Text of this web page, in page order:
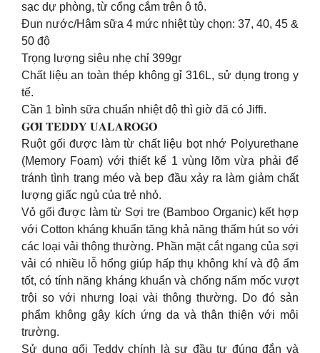
sạc dự phòng, từ cổng cắm trên ô tô.
Đun nước/Hâm sữa 4 mức nhiệt tùy chọn: 37, 40, 45 &
50 độ
Trọng lượng siêu nhẹ chỉ 399gr
Chất liệu an toàn thép không gỉ 316L, sử dụng trong y
tế.
Cần 1 bình sữa chuẩn nhiệt độ thì giờ đã có Jiffi.
𝐆𝐎̂́𝐈 𝐓𝐄𝐃𝐃𝐘 𝐔𝐀𝐋𝐀𝐑𝐎𝐆𝐎
Ruột gối được làm từ chất liệu bọt nhớ Polyurethane
(Memory Foam) với thiết kế 1 vùng lõm vừa phải để
tránh tình trạng méo và bẹp đầu xảy ra làm giảm chất
lượng giấc ngủ của trẻ nhỏ.
Vỏ gối được làm từ Sợi tre (Bamboo Organic) kết hợp
với Cotton kháng khuẩn tăng khả năng thấm hút so với
các loại vải thông thường. Phần mặt cắt ngang của sợi
vải có nhiều lỗ hổng giúp hấp thụ không khí và độ ẩm
tốt, có tính năng kháng khuẩn và chống nấm mốc vượt
trội so với nhưng loại vài thông thường. Do đó sản
phẩm không gây kích ứng da và thân thiện với môi
trường.
Sử dụng gối Teddy chính là sự đầu tư đúng đắn và